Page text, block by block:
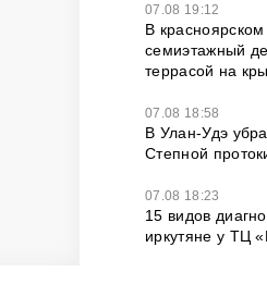
07.08 19:12
В
семиэтажный
террасой на
07.08 18:58
В Улан-Удэ
Степной
07.08 18:23
15 видов
иркутяне у ТЦ